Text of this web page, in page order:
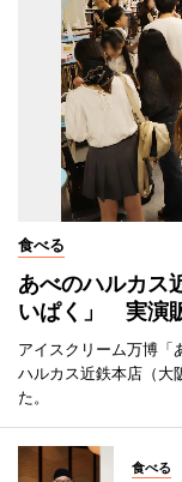
食べる
あべのハルカス
いぱく」 実演
アイスクリーム万博
ハルカス近鉄本店（大
た。
食べる